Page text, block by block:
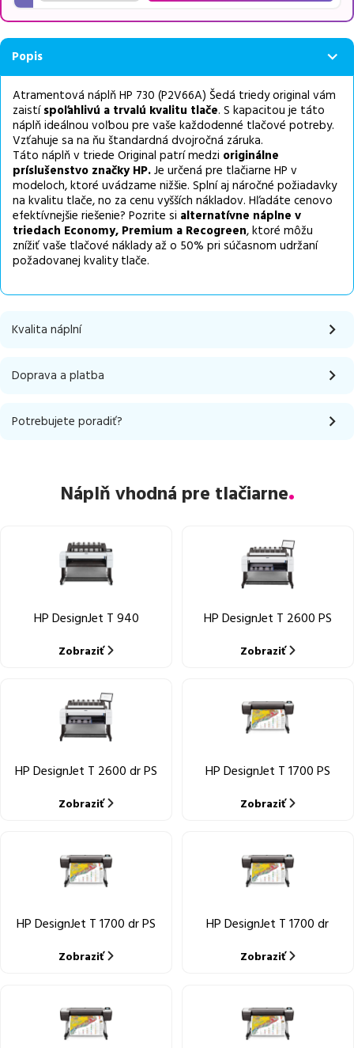
Popis
Atramentová náplň HP 730 (P2V66A) Šedá triedy original vám
zaistíspoľahlivú a trvalú kvalitu tlače. S kapacitou je táto
náplň ideálnou voľbou pre vaše každodenné tlačové potreby.
Vzťahuje sa na ňu štandardná dvojročná záruka.
Táto náplň v triede Original patrí medzi originálne
príslušenstvo značky HP.Je určená pre tlačiarne HP v
modeloch, ktoré uvádzame nižšie. Splní aj náročné požiadavky
na kvalitu tlače, no za cenu vyšších nákladov. Hľadáte cenovo
efektívnejšie riešenie? Pozrite si alternatívne náplne v
triedach Economy, Premium a Recogreen, ktoré môžu
znížiť vaše tlačové náklady až o 50% pri súčasnom udržaní
požadovanej kvality tlače.
Kvalita náplní
Doprava a platba
Potrebujete poradiť?
Náplň vhodná pre tlačiarne
HP DesignJet T 940
Zobraziť
HP DesignJet T 2600 PS
Zobraziť
HP DesignJet T 2600 dr PS
Zobraziť
HP DesignJet T 1700 PS
Zobraziť
HP DesignJet T 1700 dr PS
Zobraziť
HP DesignJet T 1700 dr
Zobraziť